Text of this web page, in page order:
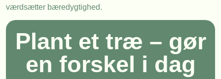
værdsætter bæredygtighed.
Plant et træ – gør
en forskel i dag